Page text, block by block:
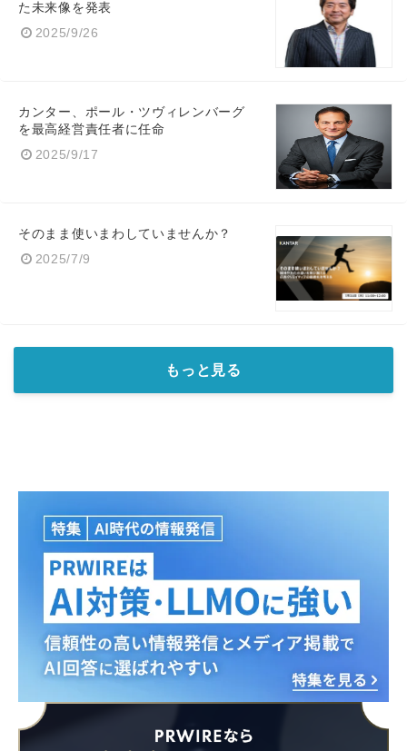
た未来像を発表
2025/9/26
カンター、ポール・ツヴィレンバーグ
を最高経営責任者に任命
2025/9/17
そのまま使いまわしていませんか？
2025/7/9
もっと見る